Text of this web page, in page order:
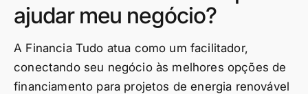
ajudar meu negócio?
A Financia Tudo atua como um facilitador,
conectando seu negócio às melhores opções de
financiamento para projetos de energia renovável